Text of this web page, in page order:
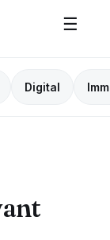
☰
Digital